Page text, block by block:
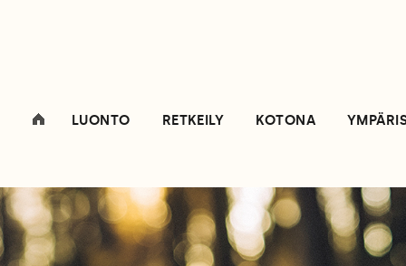
LUONTO RETKEILY KOTONA